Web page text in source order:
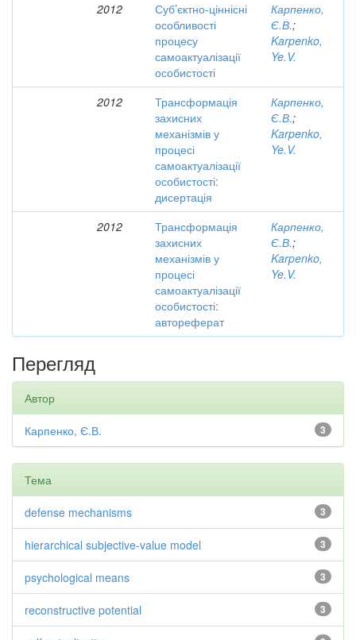
2012
Суб’єктно-ціннісні
особливості
процесу
самоактуалізації
особистості
Карпенко,
Є.В.;
Karpenko,
Ye.V.
2012
Трансформація
захисних
механізмів у
процесі
самоактуалізації
особистості:
дисертація
Карпенко,
Є.В.;
Karpenko,
Ye.V.
2012
Трансформація
захисних
механізмів у
процесі
самоактуалізації
особистості:
автореферат
Карпенко,
Є.В.;
Karpenko,
Ye.V.
Перегляд
Автор
3
Карпенко, Є.В.
Тема
3
defense mechanisms
3
hierarchical subjective-value model
3
psychological means
3
reconstructive potential